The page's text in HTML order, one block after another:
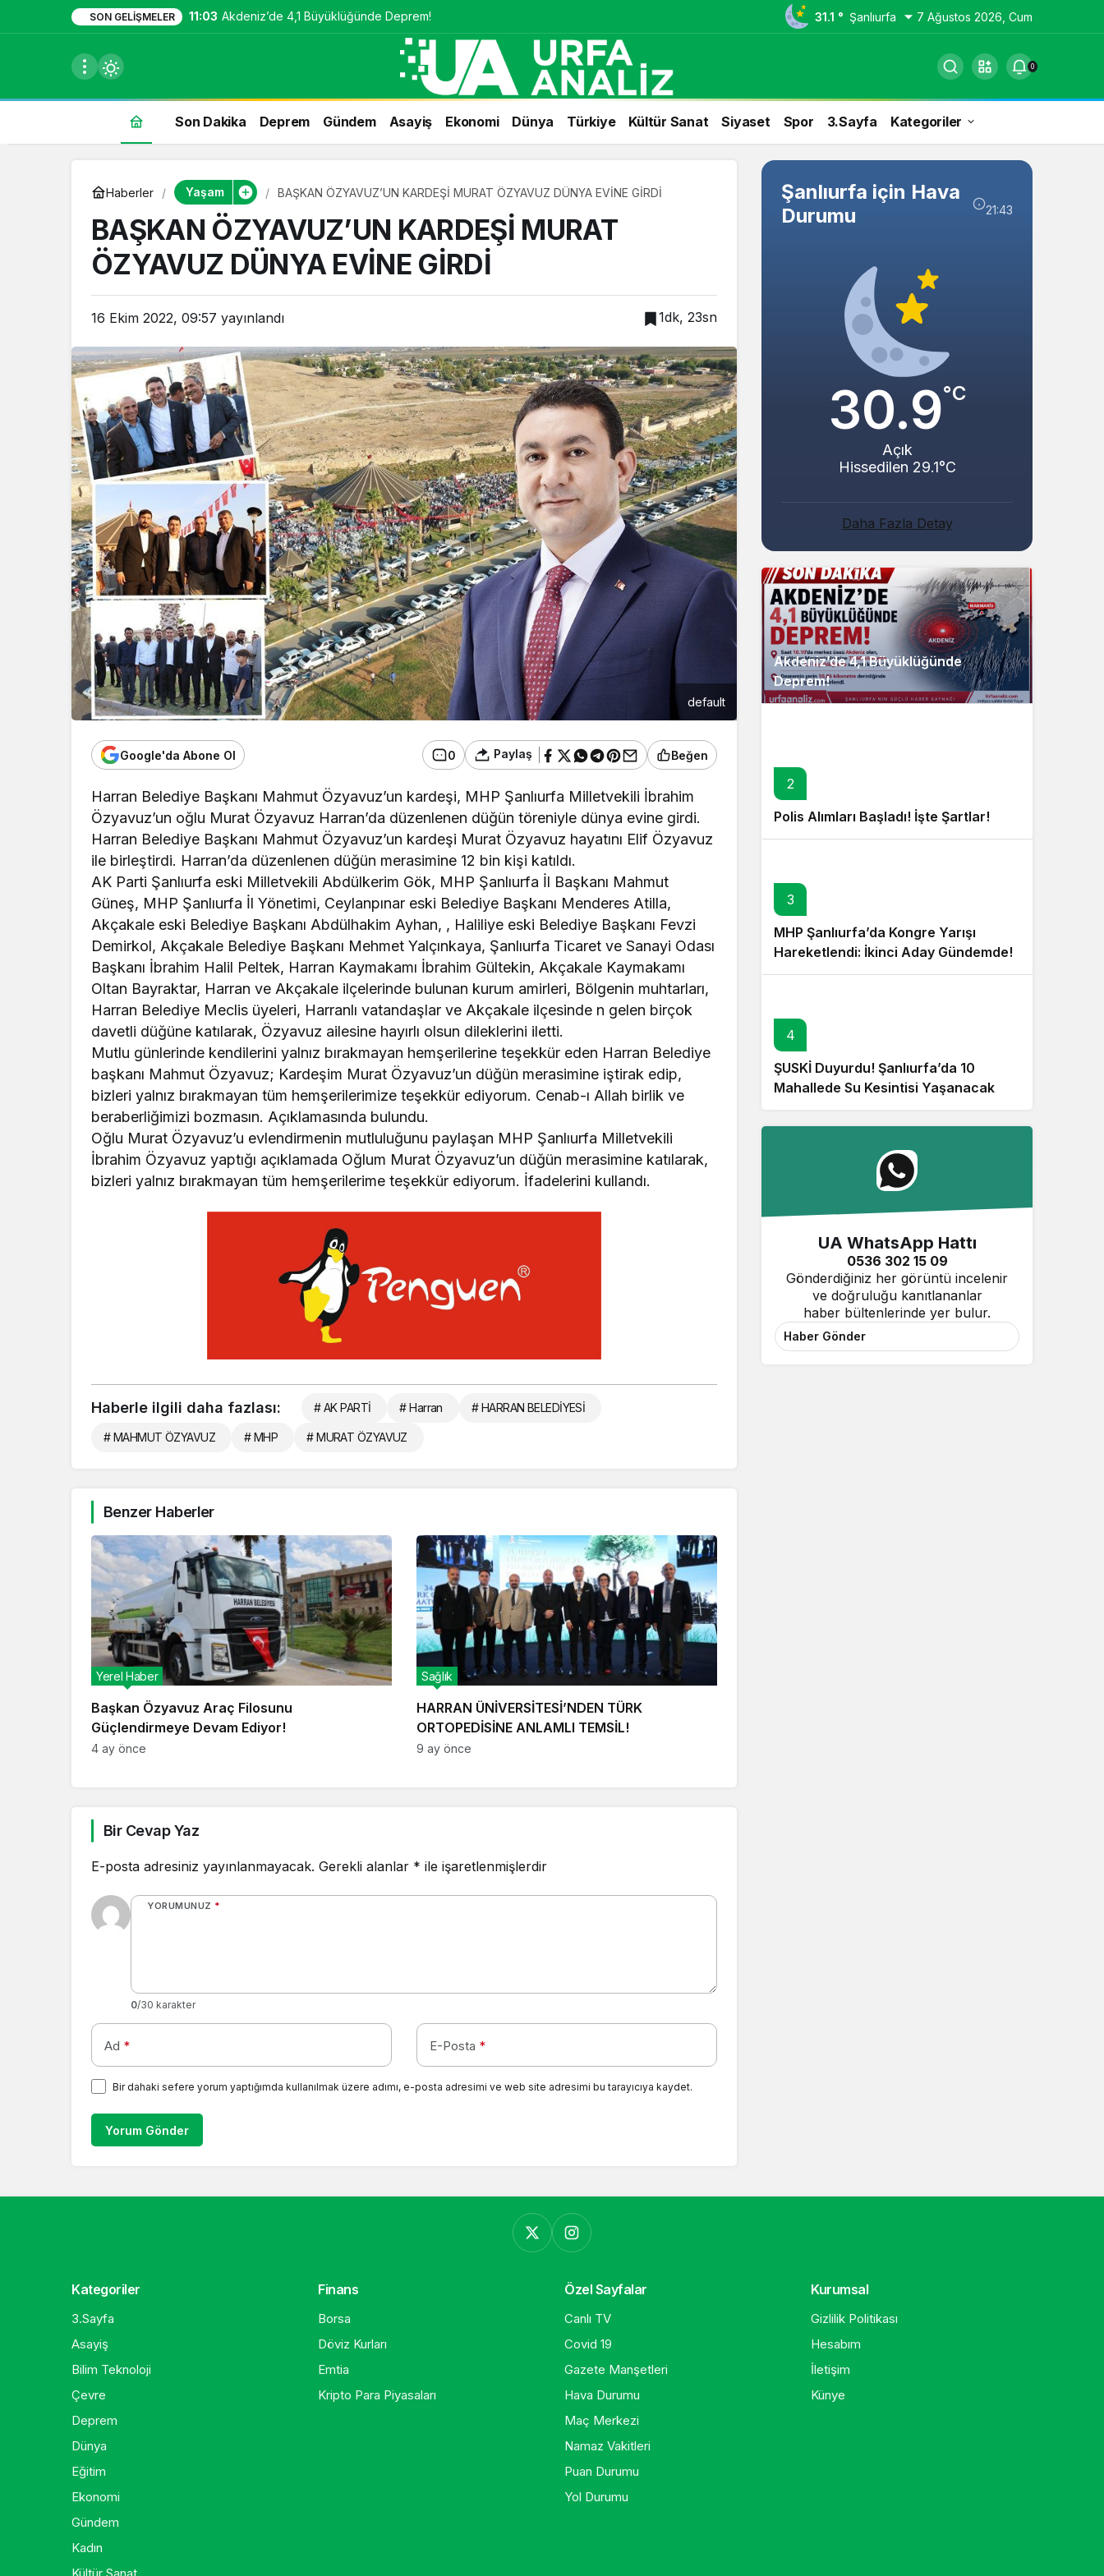
SON GELIŞMELER 11:03 Akdeniz’de 4,1 Büyüklüğünde Deprem! 31.1 ° Şanlıurfa 7 Ağustos 2026, Cum
0
Son Dakika Deprem Gündem Asayiş Ekonomi Dünya Türkiye Kültür Sanat Siyaset Spor 3.Sayfa Kategoriler
Haberler Yaşam BAŞKAN ÖZYAVUZ’UN KARDEŞİ MURAT ÖZYAVUZ DÜNYA EVİNE GİRDİ
BAŞKAN ÖZYAVUZ’UN KARDEŞİ MURAT
ÖZYAVUZ DÜNYA EVİNE GİRDİ
16 Ekim 2022, 09:57 yayınlandı 1dk, 23sn
default
Google'da Abone Ol 0 Paylaş Beğen
Harran Belediye Başkanı Mahmut Özyavuz’un kardeşi, MHP Şanlıurfa Milletvekili İbrahim
Özyavuz’un oğlu Murat Özyavuz Harran’da düzenlenen düğün töreniyle dünya evine girdi.
Harran Belediye Başkanı Mahmut Özyavuz’un kardeşi Murat Özyavuz hayatını Elif Özyavuz
ile birleştirdi. Harran’da düzenlenen düğün merasimine 12 bin kişi katıldı.
AK Parti Şanlıurfa eski Milletvekili Abdülkerim Gök, MHP Şanlıurfa İl Başkanı Mahmut
Güneş, MHP Şanlıurfa İl Yönetimi, Ceylanpınar eski Belediye Başkanı Menderes Atilla,
Akçakale eski Belediye Başkanı Abdülhakim Ayhan, , Haliliye eski Belediye Başkanı Fevzi
Demirkol, Akçakale Belediye Başkanı Mehmet Yalçınkaya, Şanlıurfa Ticaret ve Sanayi Odası
Başkanı İbrahim Halil Peltek, Harran Kaymakamı İbrahim Gültekin, Akçakale Kaymakamı
Oltan Bayraktar, Harran ve Akçakale ilçelerinde bulunan kurum amirleri, Bölgenin muhtarları,
Harran Belediye Meclis üyeleri, Harranlı vatandaşlar ve Akçakale ilçesinde n gelen birçok
davetli düğüne katılarak, Özyavuz ailesine hayırlı olsun dileklerini iletti.
Mutlu günlerinde kendilerini yalnız bırakmayan hemşerilerine teşekkür eden Harran Belediye
başkanı Mahmut Özyavuz; Kardeşim Murat Özyavuz’un düğün merasimine iştirak edip,
bizleri yalnız bırakmayan tüm hemşerilerimize teşekkür ediyorum. Cenab-ı Allah birlik ve
beraberliğimizi bozmasın. Açıklamasında bulundu.
Oğlu Murat Özyavuz’u evlendirmenin mutluluğunu paylaşan MHP Şanlıurfa Milletvekili
İbrahim Özyavuz yaptığı açıklamada Oğlum Murat Özyavuz’un düğün merasimine katılarak,
bizleri yalnız bırakmayan tüm hemşerilerime teşekkür ediyorum. İfadelerini kullandı.
Haberle ilgili daha fazlası: # AK PARTİ # Harran # HARRAN BELEDİYESİ
# MAHMUT ÖZYAVUZ # MHP # MURAT ÖZYAVUZ
Benzer Haberler
Başkan Özyavuz Araç Filosunu
Güçlendirmeye Devam Ediyor!
Yerel Haber
4 ay önce
HARRAN ÜNİVERSİTESİ’NDEN TÜRK
ORTOPEDİSİNE ANLAMLI TEMSİL!
Sağlık
9 ay önce
Bir Cevap Yaz
E-posta adresiniz yayınlanmayacak. Gerekli alanlar * ile işaretlenmişlerdir
YORUMUNUZ *
0/30 karakter
Ad * E-Posta *
Bir dahaki sefere yorum yaptığımda kullanılmak üzere adımı, e-posta adresimi ve web site adresimi bu tarayıcıya kaydet.
Yorum Gönder
Şanlıurfa için Hava
Durumu
21:43
30.9°C
Açık
Hissedilen 29.1°C
Daha Fazla Detay
Akdeniz’de 4,1 Büyüklüğünde
Deprem!
2
Polis Alımları Başladı! İşte Şartlar!
3
MHP Şanlıurfa’da Kongre Yarışı
Hareketlendi: İkinci Aday Gündemde!
4
ŞUSKİ Duyurdu! Şanlıurfa’da 10
Mahallede Su Kesintisi Yaşanacak
UA WhatsApp Hattı
0536 302 15 09
Gönderdiğiniz her görüntü incelenir
ve doğruluğu kanıtlananlar
haber bültenlerinde yer bulur.
Haber Gönder
Kategoriler
3.Sayfa
Asayiş
Bilim Teknoloji
Çevre
Deprem
Dünya
Eğitim
Ekonomi
Gündem
Kadın
Finans
Borsa
Döviz Kurları
Emtia
Kripto Para Piyasaları
Özel Sayfalar
Canlı TV
Covid 19
Gazete Manşetleri
Hava Durumu
Maç Merkezi
Namaz Vakitleri
Puan Durumu
Yol Durumu
Kurumsal
Gizlilik Politikası
Hesabım
İletişim
Künye